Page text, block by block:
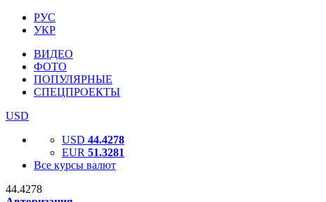
РУС
УКР
ВИДЕО
ФОТО
ПОПУЛЯРНЫЕ
СПЕЦПРОЕКТЫ
USD
USD 44.4278
EUR 51.3281
Все курсы валют
44.4278